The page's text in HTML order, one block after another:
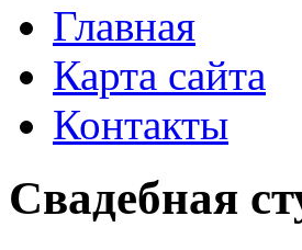
Главная
Карта сайта
Контакты
Свадебная